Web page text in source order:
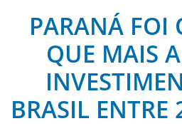
PARANÁ FOI
QUE MAIS
BRASIL